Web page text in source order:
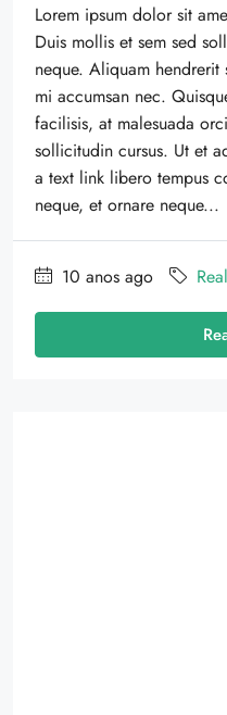
Lorem ipsum dolor sit
Duis mollis et sem sed
neque. Aliquam
mi accumsan nec.
facilisis, at malesuada
sollicitudin cursus. Ut et
a text link libero tempus
neque, et ornare neque...
10 anos ago